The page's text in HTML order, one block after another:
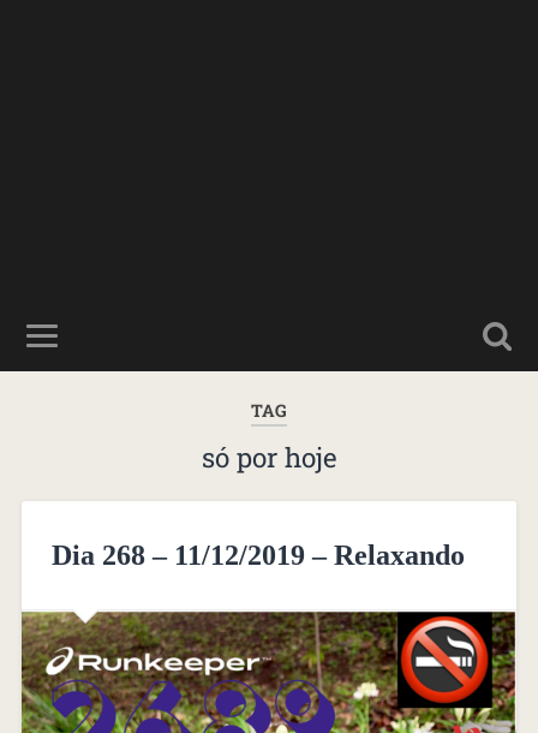
TAG
só por hoje
Dia 268 – 11/12/2019 – Relaxando